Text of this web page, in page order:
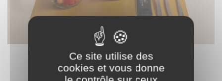
H3 – Filet végétal
27,40 € HT
Ce site utilise des
cookies et vous donne